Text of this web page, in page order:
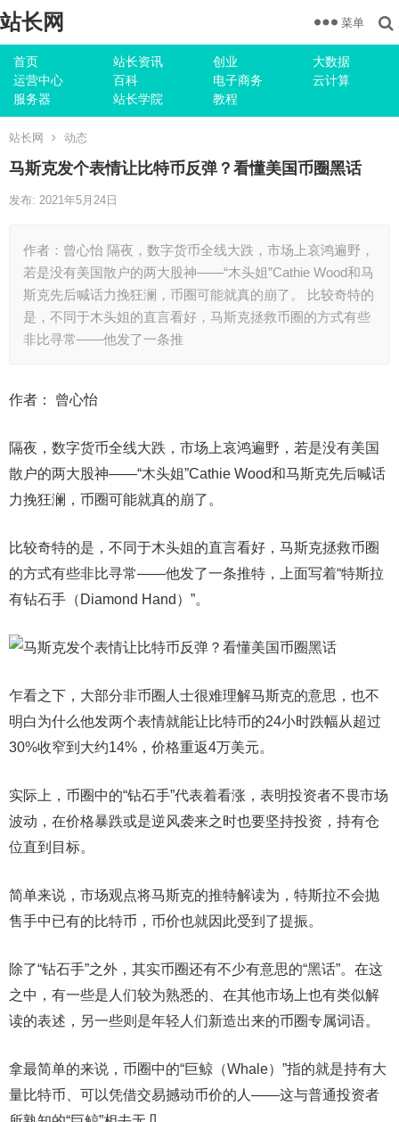
站长网
首页 站长资讯 创业
大数据
运营中心
百科 电子商务
云计算
服务器
站长学院 教程
菜单
站长网 动态
马斯克发个表情让比特币反弹？看懂美国币圈黑话
发布: 2021年5月24日
作者：曾心怡 隔夜，数字货币全线大跌，市场上哀鸿遍野，
若是没有美国散户的两大股神——“木头姐”Cathie Wood和马
斯克先后喊话力挽狂澜，币圈可能就真的崩了。 比较奇特的
是，不同于木头姐的直言看好，马斯克拯救币圈的方式有些
非比寻常——他发了一条推
作者： 曾心怡
隔夜，数字货币全线大跌，市场上哀鸿遍野，若是没有美国
散户的两大股神——“木头姐”Cathie Wood和马斯克先后喊话
力挽狂澜，币圈可能就真的崩了。
比较奇特的是，不同于木头姐的直言看好，马斯克拯救币圈
的方式有些非比寻常——他发了一条推特，上面写着“特斯拉
有钻石手（Diamond Hand）”。
乍看之下，大部分非币圈人士很难理解马斯克的意思，也不
明白为什么他发两个表情就能让比特币的24小时跌幅从超过
30%收窄到大约14%，价格重返4万美元。
实际上，币圈中的“钻石手”代表着看涨，表明投资者不畏市场
波动，在价格暴跌或是逆风袭来之时也要坚持投资，持有仓
位直到目标。
简单来说，市场观点将马斯克的推特解读为，特斯拉不会抛
售手中已有的比特币，币价也就因此受到了提振。
除了“钻石手”之外，其实币圈还有不少有意思的“黑话”。在这
之中，有一些是人们较为熟悉的、在其他市场上也有类似解
读的表述，另一些则是年轻人们新造出来的币圈专属词语。
拿最简单的来说，币圈中的“巨鲸（Whale）”指的就是持有大
量比特币、可以凭借交易撼动币价的人——这与普通投资者